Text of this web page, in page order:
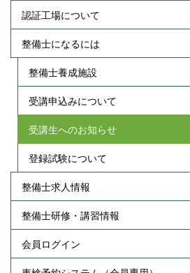
認証工場について
整備士になるには
整備士養成施設
受講申込みについて
受講生へのお知らせ
登録試験について
整備士求人情報
整備士研修・講習情報
会員ログイン